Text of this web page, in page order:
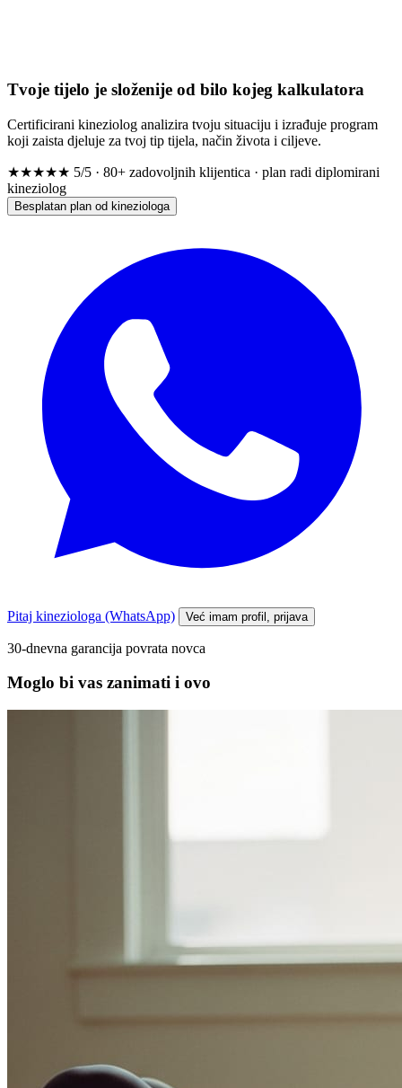
Tvoje tijelo je složenije od bilo kojeg kalkulatora
Certificirani kineziolog analizira tvoju situaciju i izrađuje program
koji zaista djeluje za tvoj tip tijela, način života i ciljeve.
★★★★★ 5/5 · 80+ zadovoljnih klijentica · plan radi diplomirani
kineziolog
Besplatan plan od kineziologa
Pitaj kineziologa (WhatsApp) Već imam profil, prijava
30-dnevna garancija povrata novca
Moglo bi vas zanimati i ovo